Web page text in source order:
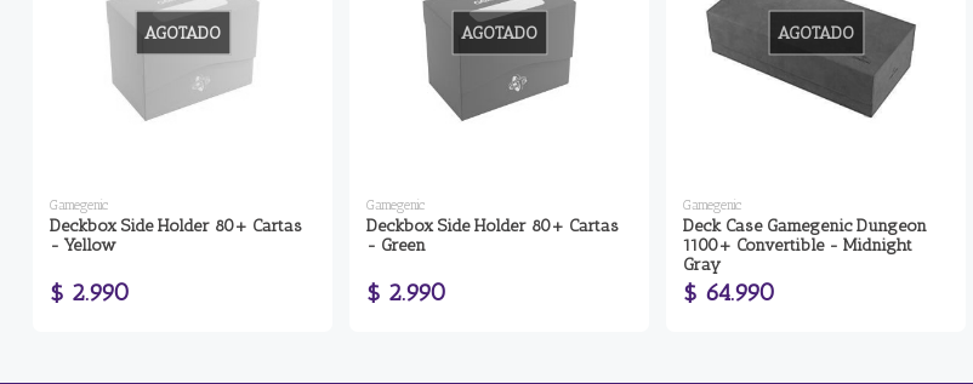
AGOTADO
Gamegenic
Deckbox Side Holder 80+ Cartas
- Yellow
$ 2.990
AGOTADO
Gamegenic
Deckbox Side Holder 80+ Cartas
- Green
$ 2.990
AGOTADO
Gamegenic
Deck Case Gamegenic Dungeon
1100+ Convertible - Midnight
Gray
$ 64.990